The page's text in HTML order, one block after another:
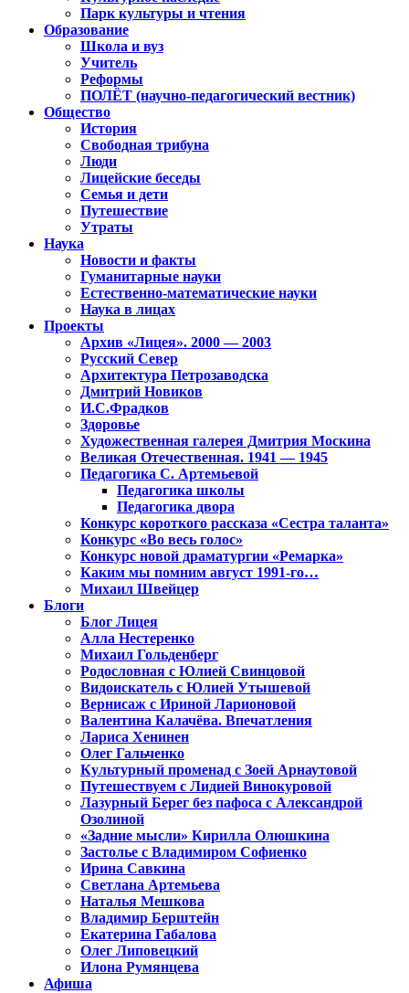
Парк культуры и чтения
Образование
Школа и вуз
Учитель
Реформы
ПОЛЁТ (научно-педагогический вестник)
Общество
История
Свободная трибуна
Люди
Лицейские беседы
Семья и дети
Путешествие
Утраты
Наука
Новости и факты
Гуманитарные науки
Естественно-математические науки
Наука в лицах
Проекты
Архив «Лицея». 2000 — 2003
Русский Север
Архитектура Петрозаводска
Дмитрий Новиков
И.С.Фрадков
Здоровье
Художественная галерея Дмитрия Москина
Великая Отечественная. 1941 — 1945
Педагогика С. Артемьевой
Педагогика школы
Педагогика двора
Конкурс короткого рассказа «Сестра таланта»
Конкурс «Во весь голос»
Конкурс новой драматургии «Ремарка»
Каким мы помним август 1991-го…
Михаил Швейцер
Блоги
Блог Лицея
Алла Нестеренко
Михаил Гольденберг
Родословная с Юлией Свинцовой
Видоискатель с Юлией Утышевой
Вернисаж с Ириной Ларионовой
Валентина Калачёва. Впечатления
Лариса Хенинен
Олег Гальченко
Культурный променад с Зоей Арнаутовой
Путешествуем с Лидией Винокуровой
Лазурный Берег без пафоса с Александрой
Озолиной
«Задние мысли» Кирилла Олюшкина
Застолье с Владимиром Софиенко
Ирина Савкина
Светлана Артемьева
Наталья Мешкова
Владимир Берштейн
Екатерина Габалова
Олег Липовецкий
Илона Румянцева
Афиша